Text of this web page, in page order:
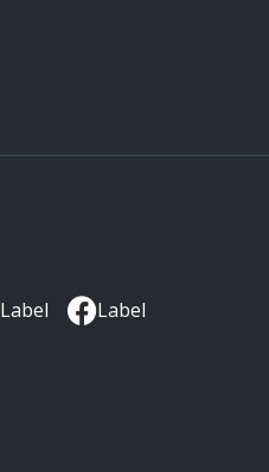
Label Label